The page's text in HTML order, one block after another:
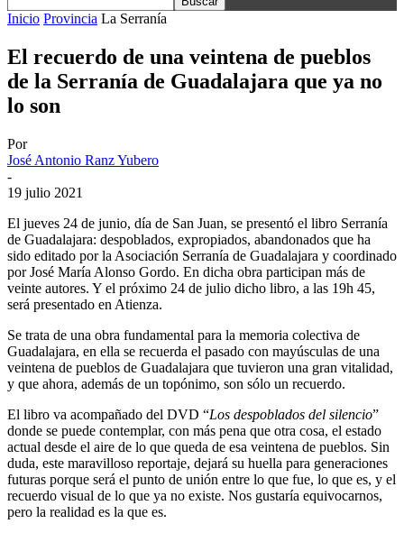
Inicio Provincia La Serranía
El recuerdo de una veintena de pueblos
de la Serranía de Guadalajara que ya no
lo son
Por
José Antonio Ranz Yubero
-
19 julio 2021
El jueves 24 de junio, día de San Juan, se presentó el libro Serranía
de Guadalajara: despoblados, expropiados, abandonados que ha
sido editado por la Asociación Serranía de Guadalajara y coordinado
por José María Alonso Gordo. En dicha obra participan más de
veinte autores. Y el próximo 24 de julio dicho libro, a las 19h 45,
será presentado en Atienza.
Se trata de una obra fundamental para la memoria colectiva de
Guadalajara, en ella se recuerda el pasado con mayúsculas de una
veintena de pueblos de Guadalajara que tuvieron una gran vitalidad,
y que ahora, además de un topónimo, son sólo un recuerdo.
El libro va acompañado del DVD “Los despoblados del silencio”
donde se puede contemplar, con más pena que otra cosa, el estado
actual desde el aire de lo que queda de esa veintena de pueblos. Sin
duda, este maravilloso reportaje, dejará su huella para generaciones
futuras porque será el punto de unión entre lo que fue, lo que es, y el
recuerdo visual de lo que ya no existe. Nos gustaría equivocarnos,
pero la realidad es la que es.